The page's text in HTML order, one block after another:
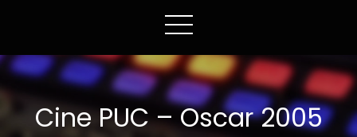
Cine PUC – Oscar 2005